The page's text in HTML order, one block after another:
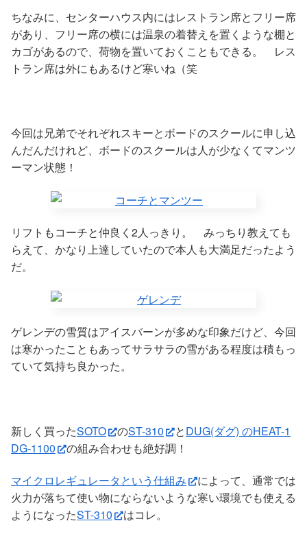
ちなみに、センターハウス内にはレストラン席とフリー席
があり、フリー席の横には温泉の着替えを置くような棚と
カゴがあるので、荷物を置いておくこともできる。 レス
トラン席は外にもあるけど寒いね（笑
今回は兄弟でそれぞれスキーとボードのスクールに申し込
んだんだけれど、ボードのスクールは人が少なくてマンツ
ーマン状態！
リフトもコーチと仲良く2人っきり。 みっちり教えても
らえて、かなり上達していたので本人も大満足だったよう
だ。
ゲレンデの雪質はアイスバーンが多めな印象だけど、今回
は寒かったこともあってサラサラの雪がある程度は積もっ
ていて気持ち良かった。
新しく買ったSOTO のST-310 とDUG(ダグ) のHEAT-1
DG-1100
の組み合わせも絶好調！
マイクロレギュレータという仕組み
によって、通常では
火力が落ちて使い物にならないような寒い環境でも使える
ようになったST-310 はコレ。